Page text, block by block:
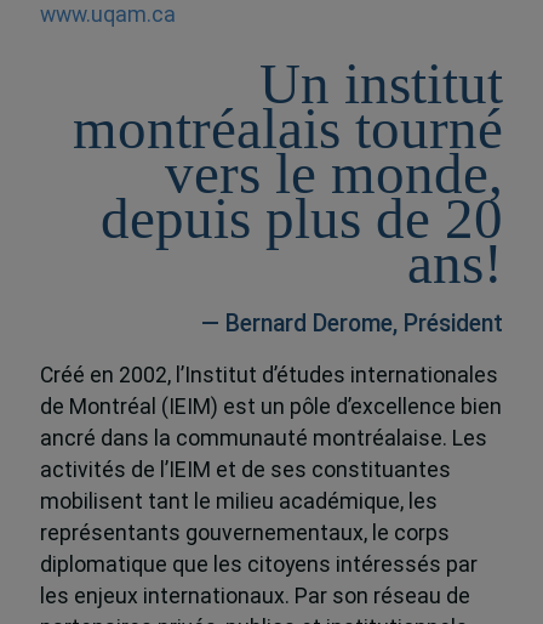
www.uqam.ca
Un institut
montréalais tourné
vers le monde,
depuis plus de 20
ans!
— Bernard Derome, Président
Créé en 2002, l’Institut d’études internationales
de Montréal (IEIM) est un pôle d’excellence bien
ancré dans la communauté montréalaise. Les
activités de l’IEIM et de ses constituantes
mobilisent tant le milieu académique, les
représentants gouvernementaux, le corps
diplomatique que les citoyens intéressés par
les enjeux internationaux. Par son réseau de